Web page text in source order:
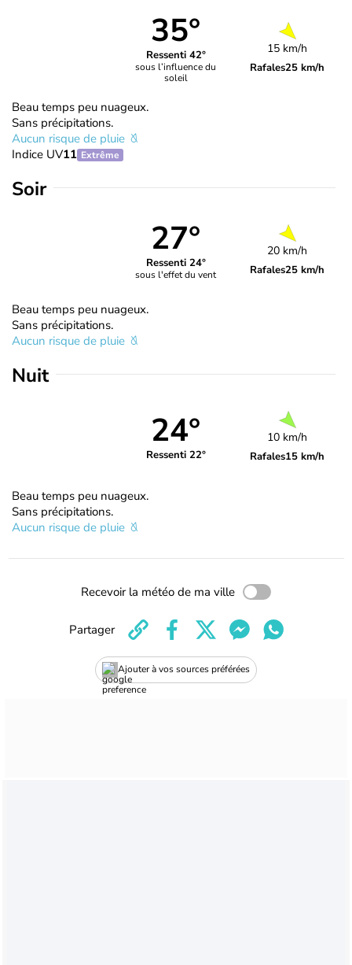
35°
Ressenti 42°
sous l’influence du
soleil
15 km/h
Rafales25 km/h
Beau temps peu nuageux.
Sans précipitations.
Aucun risque de pluie
Indice UV11 Extrême
Soir
27°
Ressenti 24°
sous l'effet du vent
20 km/h
Rafales25 km/h
Beau temps peu nuageux.
Sans précipitations.
Aucun risque de pluie
Nuit
24°
Ressenti 22°
10 km/h
Rafales15 km/h
Beau temps peu nuageux.
Sans précipitations.
Aucun risque de pluie
Recevoir la météo de ma ville
Ajouter à vos sources préférées
Partager